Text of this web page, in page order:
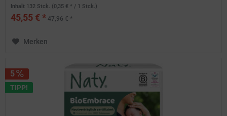
Inhalt 132 Stck. (0,35 € * / 1 Stck.)
45,55 € * 47,96 € *
Merken
5
TIPP!